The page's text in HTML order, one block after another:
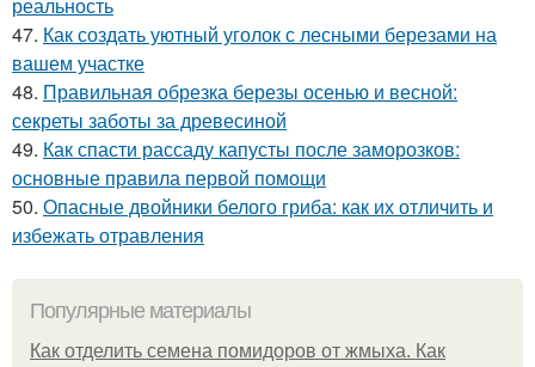
47. Как создать уютный уголок с лесными березами на
вашем участке
48. Правильная обрезка березы осенью и весной:
секреты заботы за древесиной
49. Как спасти рассаду капусты после заморозков:
основные правила первой помощи
50. Опасные двойники белого гриба: как их отличить и
избежать отравления
Популярные материалы
Как отделить семена помидоров от жмыха. Как